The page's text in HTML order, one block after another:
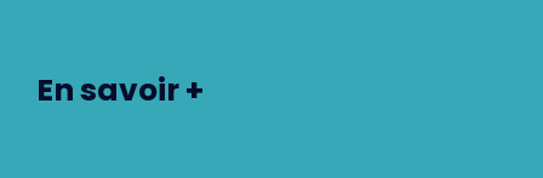
En savoir +